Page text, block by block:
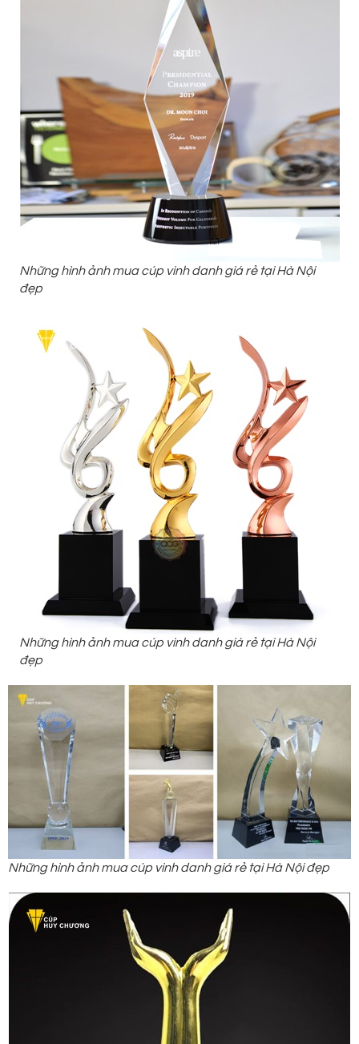
Những hình ảnh mua cúp vinh danh giá rẻ tại Hà Nội
đẹp
Những hình ảnh mua cúp vinh danh giá rẻ tại Hà Nội
đẹp
Những hình ảnh mua cúp vinh danh giá rẻ tại Hà Nội đẹp